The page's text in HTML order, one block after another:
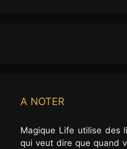
A NOTER
Magique Life utilise des
qui veut dire que quand